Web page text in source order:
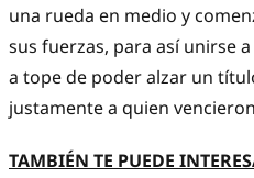
una rueda en medio y
sus fuerzas, para así unirse
a tope de poder alzar un
justamente a quien
TAMBIÉN TE PUEDE